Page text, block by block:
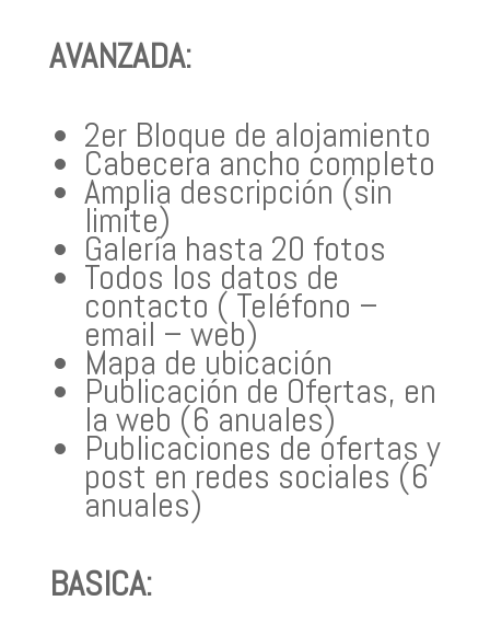
AVANZADA:
2er Bloque de alojamiento
Cabecera ancho completo
Amplia descripción (sin
limite)
Galería hasta 20 fotos
Todos los datos de
contacto ( Teléfono –
email – web)
Mapa de ubicación
Publicación de Ofertas, en
la web (6 anuales)
Publicaciones de ofertas y
post en redes sociales (6
anuales)
BASICA: